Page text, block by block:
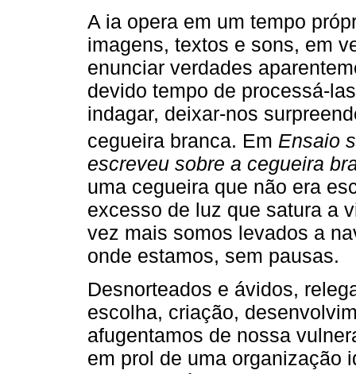
A ia opera em um tempo
imagens, textos e sons, em
enunciar verdades
devido tempo de processá-
indagar, deixar-nos
cegueira branca. Em Ensaio
escreveu sobre a cegueira
uma cegueira que não era
excesso de luz que satura a
vez mais somos levados a
onde estamos, sem pausas.
Desnorteados e ávidos,
escolha, criação,
afugentamos de nossa
em prol de uma organização